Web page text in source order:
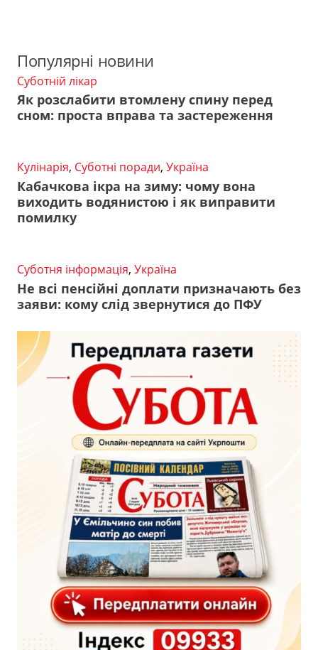
Популярні новини
Суботній лікар
Як розслабити втомлену спину перед
сном: проста вправа та застереження
Кулінарія, Суботні поради, Україна
Кабачкова ікра на зиму: чому вона
виходить водянистою і як виправити
помилку
Суботня інформація, Україна
Не всі пенсійні доплати призначають без
заяви: кому слід звернутися до ПФУ